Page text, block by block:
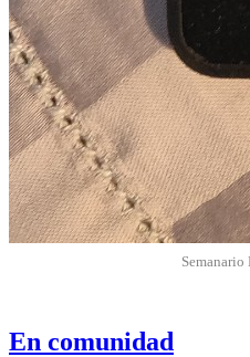
Semanario
En comunidad